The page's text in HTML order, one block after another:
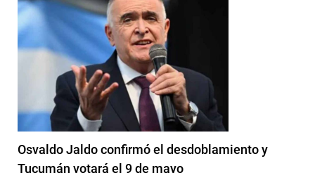
Osvaldo Jaldo confirmó el desdoblamiento y
Tucumán votará el 9 de mayo